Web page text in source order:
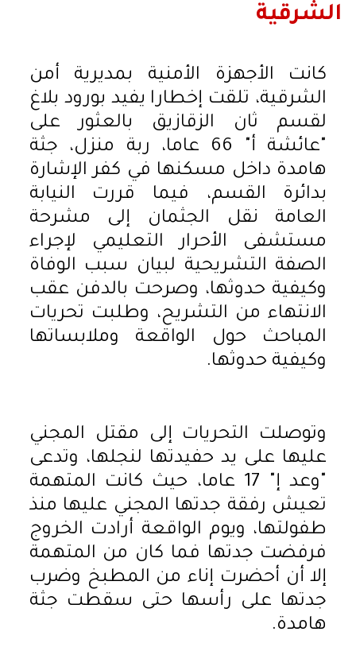
الشرقية
كانت الأجهزة الأمنية بمديرية أمن
الشرقية، تلقت إخطارا يفيد بورود بلاغ
لقسم ثان الزقازيق بالعثور على
"عائشة أ" 66 عاما، ربة منزل، جثة
هامدة داخل مسكنها في كفر الإشارة
بدائرة القسم، فيما قررت النيابة
العامة نقل الجثمان إلى مشرحة
مستشفى الأحرار التعليمي لإجراء
الصفة التشريحية لبيان سبب الوفاة
وكيفية حدوثها، وصرحت بالدفن عقب
الانتهاء من التشريح، وطلبت تحريات
المباحث حول الواقعة وملابساتها
وكيفية حدوثها.
وتوصلت التحريات إلى مقتل المجني
عليها على يد حفيدتها لنجلها، وتدعى
"وعد إ" 17 عاما، حيث كانت المتهمة
تعيش رفقة جدتها المجني عليها منذ
طفولتها، ويوم الواقعة أرادت الخروج
فرفضت جدتها فما كان من المتهمة
إلا أن أحضرت إناء من المطبخ وضرب
جدتها على رأسها حتى سقطت جثة
هامدة.